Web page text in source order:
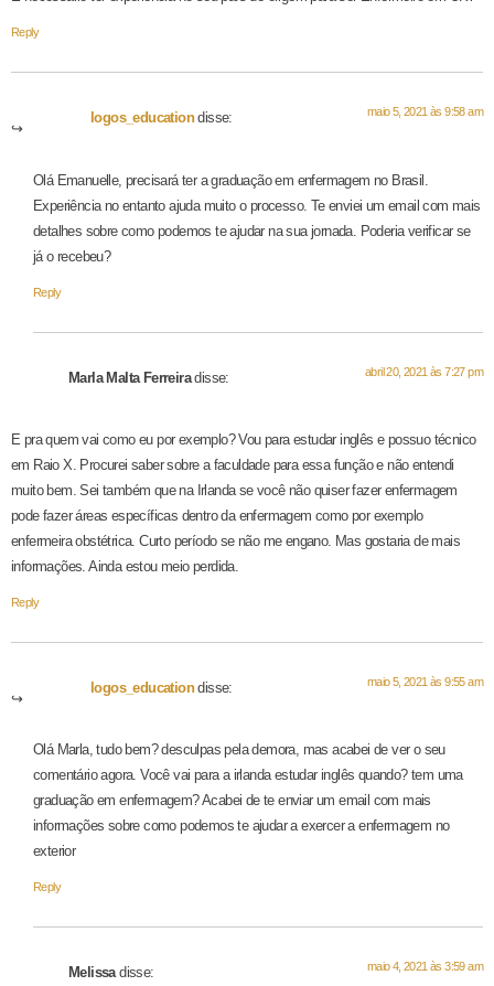
Reply
logos_education disse: maio 5, 2021 às 9:58 am
Olá Emanuelle, precisará ter a graduação em enfermagem no Brasil.
Experiência no entanto ajuda muito o processo. Te enviei um email com mais
detalhes sobre como podemos te ajudar na sua jornada. Poderia verificar se
já o recebeu?
Reply
Marla Malta Ferreira disse: abril 20, 2021 às 7:27 pm
E pra quem vai como eu por exemplo? Vou para estudar inglês e possuo técnico
em Raio X. Procurei saber sobre a faculdade para essa função e não entendi
muito bem. Sei também que na Irlanda se você não quiser fazer enfermagem
pode fazer áreas específicas dentro da enfermagem como por exemplo
enfermeira obstétrica. Curto período se não me engano. Mas gostaria de mais
informações. Ainda estou meio perdida.
Reply
logos_education disse: maio 5, 2021 às 9:55 am
Olá Marla, tudo bem? desculpas pela demora, mas acabei de ver o seu
comentário agora. Você vai para a irlanda estudar inglês quando? tem uma
graduação em enfermagem? Acabei de te enviar um email com mais
informações sobre como podemos te ajudar a exercer a enfermagem no
exterior
Reply
Melissa disse: maio 4, 2021 às 3:59 am